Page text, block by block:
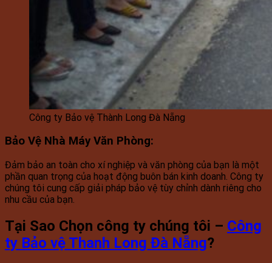
Công ty Bảo vệ Thành Long Đà Nẵng
Bảo Vệ Nhà Máy Văn Phòng:
Đảm bảo an toàn cho xí nghiệp và văn phòng của bạn là một
phần quan trọng của hoạt động buôn bán kinh doanh. Công ty
chúng tôi cung cấp giải pháp bảo vệ tùy chỉnh dành riêng cho
nhu cầu của bạn.
Tại Sao Chọn công ty chúng tôi – Công
ty Bảo vệ Thanh Long Đà Nẵng?